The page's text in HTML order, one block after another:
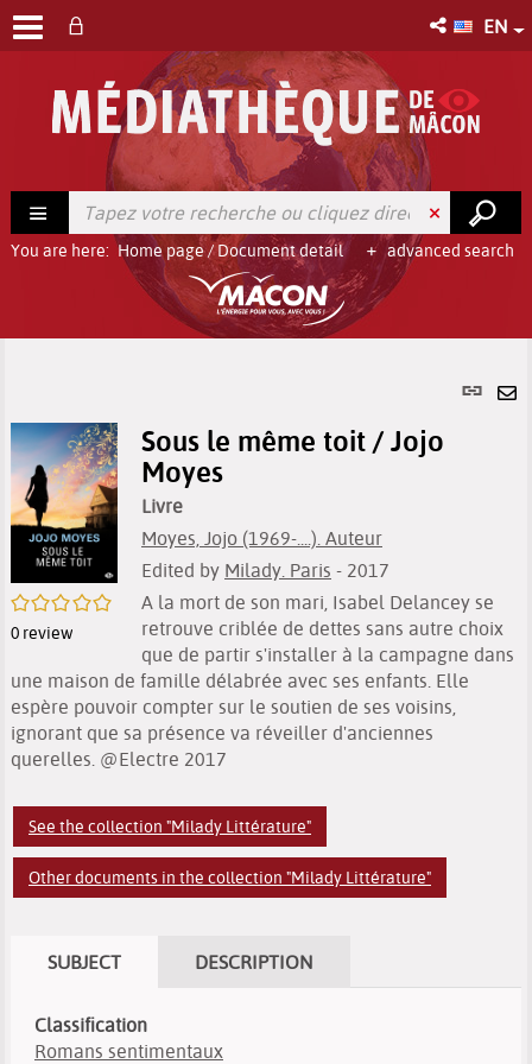
EN
advanced search
You are here: Home page/Document detail
link
/5
0 review
Sous le même toit / Jojo
Moyes
Livre
Moyes, Jojo (1969-....). Auteur
Edited by Milady. Paris - 2017
A la mort de son mari, Isabel Delancey se
retrouve criblée de dettes sans autre choix
que de partir s'installer à la campagne dans
une maison de famille délabrée avec ses enfants. Elle
espère pouvoir compter sur le soutien de ses voisins,
ignorant que sa présence va réveiller d'anciennes
querelles. @Electre 2017
See the collection "Milady Littérature"
Other documents in the collection "Milady Littérature"
SUBJECT DESCRIPTION
Classification
Romans sentimentaux